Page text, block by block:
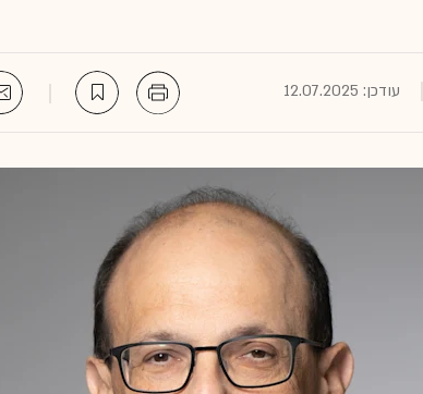
עודכן: 12.07.2025